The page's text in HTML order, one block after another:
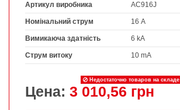
Артикул виробника AC916J
Номінальний струм 16 А
Вимикаюча здатність 6 kA
Струм витоку 10 mA
Недостаточно товаров на складе
Цена: 3 010,56 грн